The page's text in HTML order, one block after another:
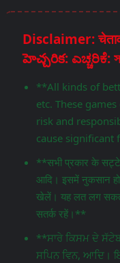
Disclaimer:
**All kinds of
etc. These
risk and
cause significant
**सभी प्रकार के
आदि। इसमें नुकसान
खेलें। यह लत लग
सतर्क रहें।**
**ਸਾਰੇ ਕਿਸਮ ਦੇ
ਸਪਿਨ ਵਿਨ, ਆਦਿ।